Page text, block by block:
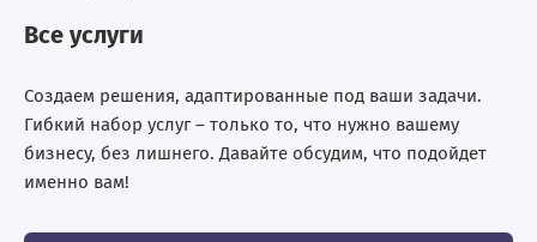
Все услуги
Создаем решения, адаптированные под ваши задачи.
Гибкий набор услуг – только то, что нужно вашему
бизнесу, без лишнего. Давайте обсудим, что подойдет
именно вам!